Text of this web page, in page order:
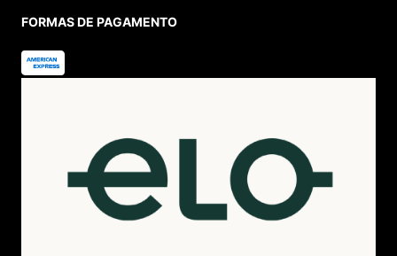
FORMAS DE PAGAMENTO